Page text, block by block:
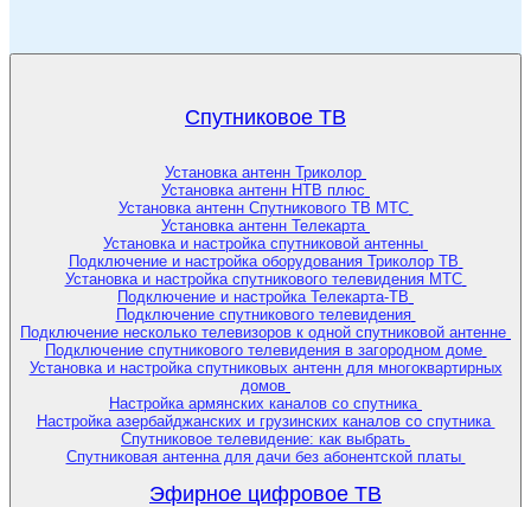
Спутниковое ТВ
Установка антенн Триколор
Установка антенн НТВ плюс
Установка антенн Спутникового ТВ МТС
Установка антенн Телекарта
Установка и настройка спутниковой антенны
Подключение и настройка оборудования Триколор ТВ
Установка и настройка спутникового телевидения МТС
Подключение и настройка Телекарта-ТВ
Подключение спутникового телевидения
Подключение несколько телевизоров к одной спутниковой антенне
Подключение спутникового телевидения в загородном доме
Установка и настройка спутниковых антенн для многоквартирных
домов
Настройка армянских каналов со спутника
Настройка азербайджанских и грузинских каналов со спутника
Спутниковое телевидение: как выбрать
Спутниковая антенна для дачи без абонентской платы
Эфирное цифровое ТВ